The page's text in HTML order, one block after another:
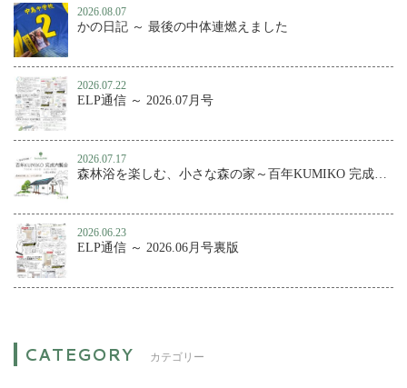
2026.08.07
かの日記 ～ 最後の中体連燃えました
2026.07.22
ELP通信 ～ 2026.07月号
2026.07.17
森林浴を楽しむ、小さな森の家～百年KUMIKO 完成内覧会
2026.06.23
ELP通信 ～ 2026.06月号裏版
カテゴリー